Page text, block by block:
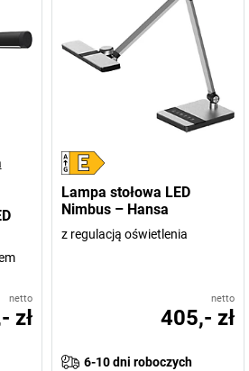
netto
zł
Lampa stołowa LED
Nimbus – Hansa
z regulacją oświetlenia
netto
405,- zł
6-10 dni roboczych